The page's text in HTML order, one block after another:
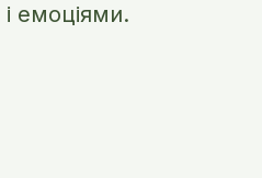
емоціями.